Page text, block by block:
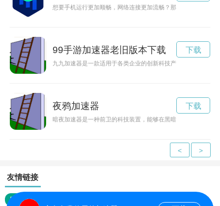
想要手机运行更加顺畅，网络连接更加流畅？那么快来下载极
99手游加速器老旧版本下载
九九加速器是一款适用于各类企业的创新科技产品，帮助企业
下载
夜鸦加速器
暗夜加速器是一种前卫的科技装置，能够在黑暗中加速物体的
下载
< >
友情链接
网站地图